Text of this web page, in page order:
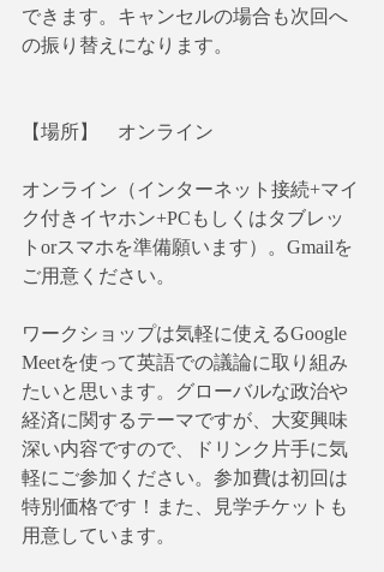
できます。キャンセルの場合も次回へ
の振り替えになります。
【場所】　オンライン
オンライン（インターネット接続+マイ
ク付きイヤホン+PCもしくはタブレッ
トorスマホを準備願います）。Gmailを
ご用意ください。
ワークショップは気軽に使えるGoogle
Meetを使って英語での議論に取り組み
たいと思います。グローバルな政治や
経済に関するテーマですが、大変興味
深い内容ですので、ドリンク片手に気
軽にご参加ください。参加費は初回は
特別価格です！また、見学チケットも
用意しています。